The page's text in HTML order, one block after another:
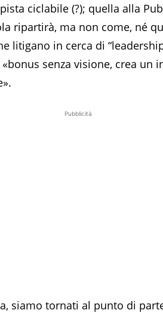
ciclabile (?); quella alla
ripartirà, ma non come, né
litigano in cerca di
senza visione, crea un
Pubblicità
siamo tornati al punto di